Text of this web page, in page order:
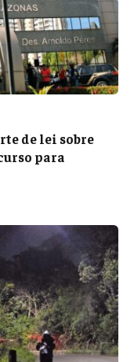
de lei sobre
para